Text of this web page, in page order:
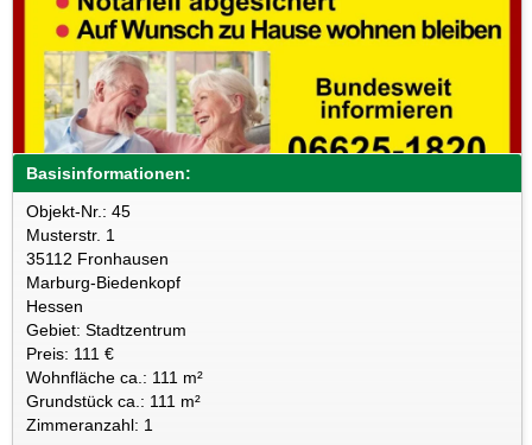
Basisinformationen:
Objekt-Nr.: 45
Musterstr. 1
35112 Fronhausen
Marburg-Biedenkopf
Hessen
Gebiet: Stadtzentrum
Preis: 111 €
Wohnfläche ca.: 111 m²
Grundstück ca.: 111 m²
Zimmeranzahl: 1